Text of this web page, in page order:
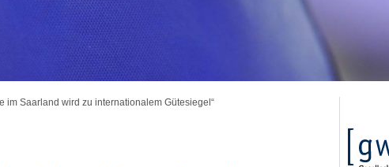
im Saarland wird zu internationalem Gütesiegel“